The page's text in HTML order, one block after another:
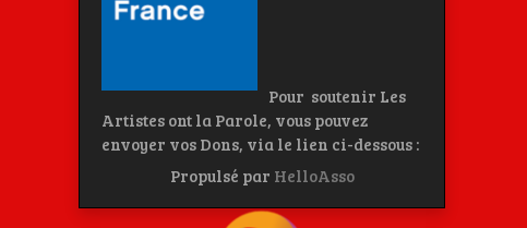
Pour soutenir Les
Artistes ont la Parole, vous pouvez
envoyer vos Dons, via le lien ci-dessous :
Propulsé par HelloAsso